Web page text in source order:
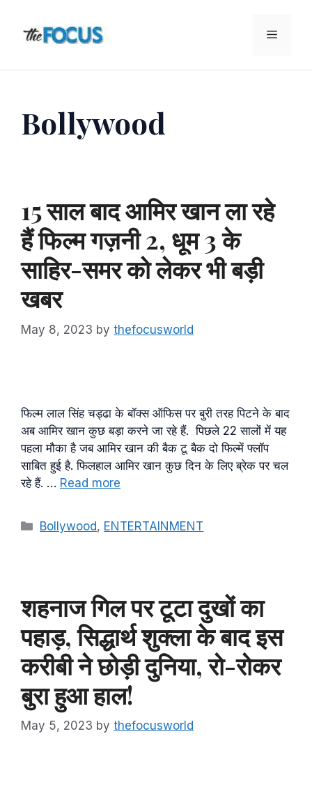
content
Menu
Bollywood
15 साल बाद आमिर खान ला रहे
हैं फिल्म गज़नी 2, धूम 3 के
साहिर-समर को लेकर भी बड़ी
खबर
May 8, 2023 by thefocusworld
फिल्म लाल सिंह चड्ढा के बॉक्स ऑफिस पर बुरी तरह पिटने के बाद
अब आमिर खान कुछ बड़ा करने जा रहे हैं. पिछले 22 सालों में यह
पहला मौका है जब आमिर खान की बैक टू बैक दो फिल्में फ्लॉप
साबित हुई है. फिलहाल आमिर खान कुछ दिन के लिए ब्रेक पर चल
रहे हैं. … Read more
Categories
Bollywood, ENTERTAINMENT
शहनाज गिल पर टूटा दुखों का
पहाड़, सिद्धार्थ शुक्ला के बाद इस
करीबी ने छोड़ी दुनिया, रो-रोकर
बुरा हुआ हाल!
May 5, 2023 by thefocusworld